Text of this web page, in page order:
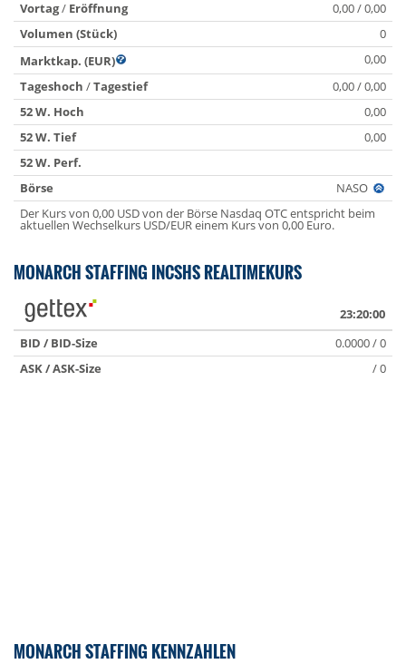
Vortag/ Eröffnung
0,00 / 0,00
Volumen (Stück)
0
Marktkap. (EUR)
0,00
Tageshoch /Tagestief
0,00 / 0,00
52 W. Hoch
0,00
52 W. Tief
0,00
52 W. Perf.
Börse
NASO
Der Kurs von 0,00 USD von der Börse Nasdaq OTC entspricht beim
aktuellen Wechselkurs USD/EUR einem Kurs von 0,00 Euro.
MONARCH STAFFING INCSHS REALTIMEKURS
23:20:00
BID / BID-Size
0.0000 / 0
ASK / ASK-Size
/ 0
MONARCH STAFFING KENNZAHLEN